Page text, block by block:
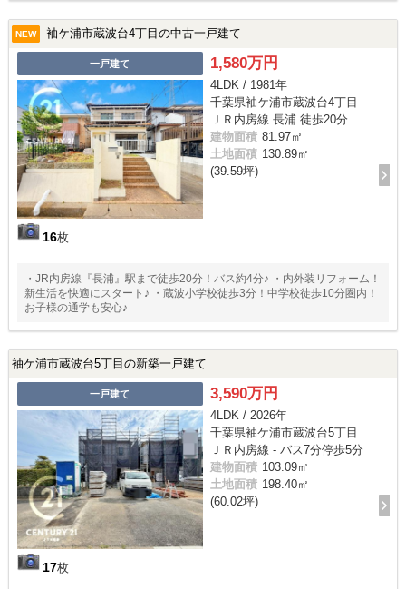
NEW 袖ケ浦市蔵波台4丁目の中古一戸建て
一戸建て
16枚
1,580万円
4LDK / 1981年
千葉県袖ケ浦市蔵波台4丁目
ＪＲ内房線 長浦 徒歩20分
建物面積 81.97㎡
土地面積 130.89㎡
(39.59坪)
・JR内房線『長浦』駅まで徒歩20分！バス約4分♪ ・内外装リフォーム！
新生活を快適にスタート♪ ・蔵波小学校徒歩3分！中学校徒歩10分圏内！
お子様の通学も安心♪
袖ケ浦市蔵波台5丁目の新築一戸建て
一戸建て
17枚
3,590万円
4LDK / 2026年
千葉県袖ケ浦市蔵波台5丁目
ＪＲ内房線 - バス7分停歩5分
建物面積 103.09㎡
土地面積 198.40㎡
(60.02坪)